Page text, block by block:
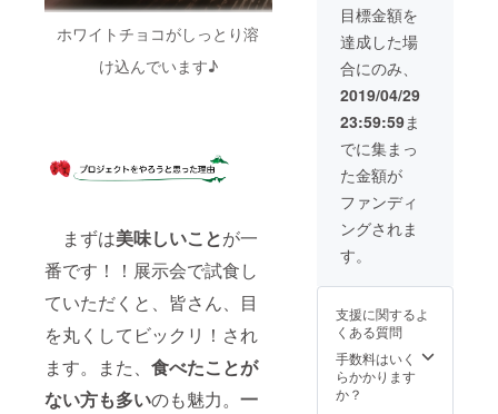
ホワイトチョコがしっとり溶
け込んでいます♪
まずは美味しいことが一
番です！！展示会で試食し
ていただくと、皆さん、目
を丸くしてビックリ！され
ます。また、 食べたことが
ない方も多いのも魅力。 一
ｇ・
③DRE
ETS（
苺・不
知火・
リン
ゴ）4
個 内
容量13
ｇのお
届けは
2019年
10月ご
す。
目標金額を
達成した場
合にのみ、
2019/04/29
23:59:59ま
でに集まっ
た金額が
ファンディ
ングされま
す。
支援に関するよ
くある質問
手数料はいく
らかかります
か？